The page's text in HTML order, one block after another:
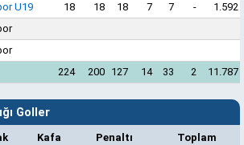
U19 18 18 18 7 7 -
1.592
224 200 127 14 33 2 11.787
Goller
Kafa Penaltı
Toplam